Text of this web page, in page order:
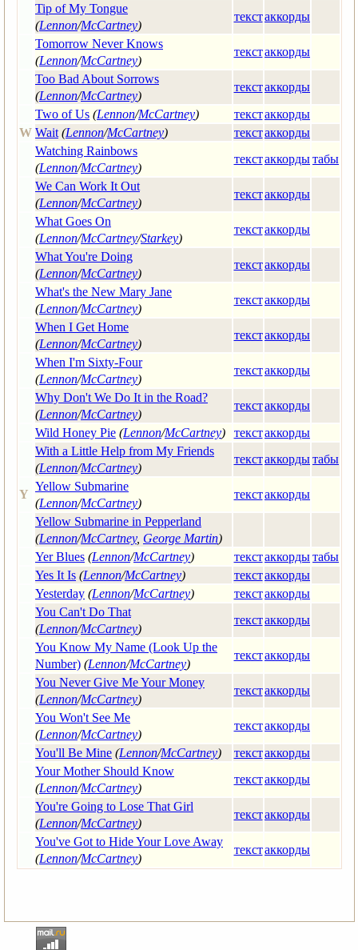
Tip of My Tongue
(Lennon/McCartney)
текстаккорды
Tomorrow Never Knows
(Lennon/McCartney)
текстаккорды
Too Bad About Sorrows
(Lennon/McCartney)
текстаккорды
Two of Us (Lennon/McCartney) текстаккорды
W Wait (Lennon/McCartney) текстаккорды
Watching Rainbows
(Lennon/McCartney)
текстаккордытабы
We Can Work It Out
(Lennon/McCartney)
текстаккорды
What Goes On
(Lennon/McCartney/Starkey)
текстаккорды
What You're Doing
(Lennon/McCartney)
текстаккорды
What's the New Mary Jane
(Lennon/McCartney)
текстаккорды
When I Get Home
(Lennon/McCartney)
текстаккорды
When I'm Sixty-Four
(Lennon/McCartney)
текстаккорды
Why Don't We Do It in the Road?
(Lennon/McCartney)
текстаккорды
Wild Honey Pie (Lennon/McCartney) текстаккорды
With a Little Help from My Friends
(Lennon/McCartney)
текстаккордытабы
Y
Yellow Submarine
(Lennon/McCartney)
текстаккорды
Yellow Submarine in Pepperland
(Lennon/McCartney, George Martin)
Yer Blues (Lennon/McCartney) текстаккордытабы
Yes It Is (Lennon/McCartney) текстаккорды
Yesterday (Lennon/McCartney) текстаккорды
You Can't Do That
(Lennon/McCartney)
текстаккорды
You Know My Name (Look Up the
Number) (Lennon/McCartney)
текстаккорды
You Never Give Me Your Money
(Lennon/McCartney)
текстаккорды
You Won't See Me
(Lennon/McCartney)
текстаккорды
You'll Be Mine (Lennon/McCartney) текстаккорды
Your Mother Should Know
(Lennon/McCartney)
текстаккорды
You're Going to Lose That Girl
(Lennon/McCartney)
текстаккорды
You've Got to Hide Your Love Away
(Lennon/McCartney)
текстаккорды